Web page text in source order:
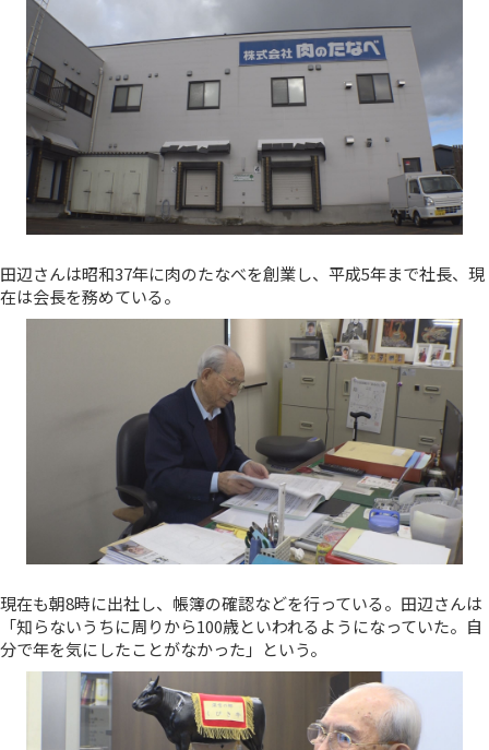
田辺さんは昭和37年に肉のたなべを創業し、平成5年まで社長、現
在は会長を務めている。
現在も朝8時に出社し、帳簿の確認などを行っている。田辺さんは
「知らないうちに周りから100歳といわれるようになっていた。自
分で年を気にしたことがなかった」という。